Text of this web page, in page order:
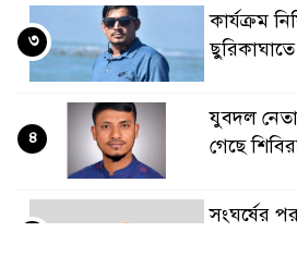
কার্যক্রম
৩
যুবদল
গেছে
৪
সংঘর্ষের